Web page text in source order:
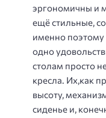
эргономичны и
ещё стильные,
именно поэтому
одно
столам просто
кресла. Их,как
высоту,
сиденье и,